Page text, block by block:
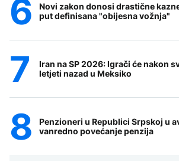
Novi zakon donosi drastične
put definisana "obijesna vožnja"
Iran na SP 2026: Igrači će nakon
letjeti nazad u Meksiko
Penzioneri u Republici Srpskoj u
vanredno povećanje penzija